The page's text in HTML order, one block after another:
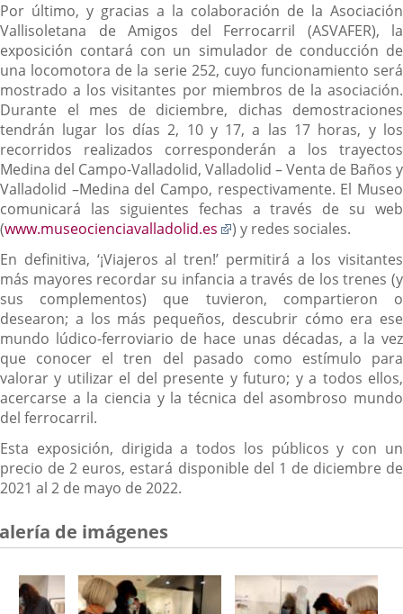
Por último, y gracias a la colaboración de la Asociación
Vallisoletana de Amigos del Ferrocarril (ASVAFER), la
exposición contará con un simulador de conducción de
una locomotora de la serie 252, cuyo funcionamiento será
mostrado a los visitantes por miembros de la asociación.
Durante el mes de diciembre, dichas demostraciones
tendrán lugar los días 2, 10 y 17, a las 17 horas, y los
recorridos realizados corresponderán a los trayectos
Medina del Campo-Valladolid, Valladolid – Venta de Baños y
Valladolid –Medina del Campo, respectivamente. El Museo
comunicará las siguientes fechas a través de su web
(www.museocienciavalladolid.es
Enlace
una
aplicación
externa.
) y redes sociales.
En definitiva, ‘¡Viajeros al tren!’ permitirá a los visitantes
más mayores recordar su infancia a través de los trenes (y
sus complementos) que tuvieron, compartieron o
desearon; a los más pequeños, descubrir cómo era ese
mundo lúdico-ferroviario de hace unas décadas, a la vez
que conocer el tren del pasado como estímulo para
valorar y utilizar el del presente y futuro; y a todos ellos,
acercarse a la ciencia y la técnica del asombroso mundo
del ferrocarril.
Esta exposición, dirigida a todos los públicos y con un
precio de 2 euros, estará disponible del 1 de diciembre de
2021 al 2 de mayo de 2022.
de imágenes